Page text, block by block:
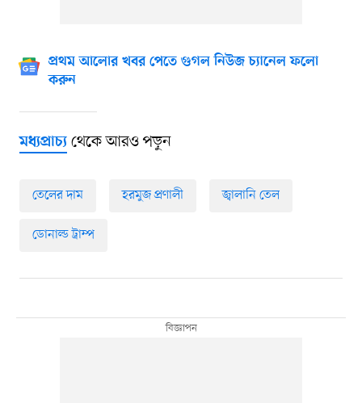
প্রথম আলোর খবর পেতে গুগল নিউজ চ্যানেল ফলো
করুন
মধ্যপ্রাচ্যথেকে আরও পড়ুন
তেলের দাম হরমুজ প্রণালী জ্বালানি তেল
ডোনাল্ড ট্রাম্প